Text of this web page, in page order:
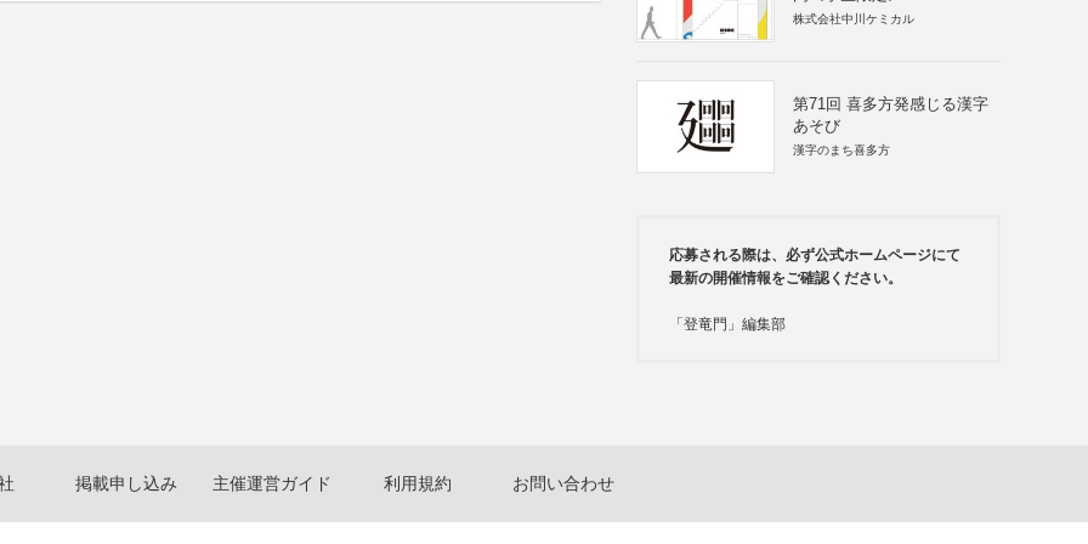
株式会社中川ケミカル
第71回 喜多方発感じる漢字
あそび
漢字のまち喜多方
応募される際は、必ず公式ホームページにて
最新の開催情報をご確認ください。
「登竜門」編集部
掲載申し込み 主催運営ガイド 利用規約 お問い合わせ